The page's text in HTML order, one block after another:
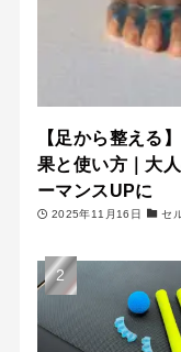
【足から整える
果と使い方｜大
ーマンスUPに
2025年11月16日 セ